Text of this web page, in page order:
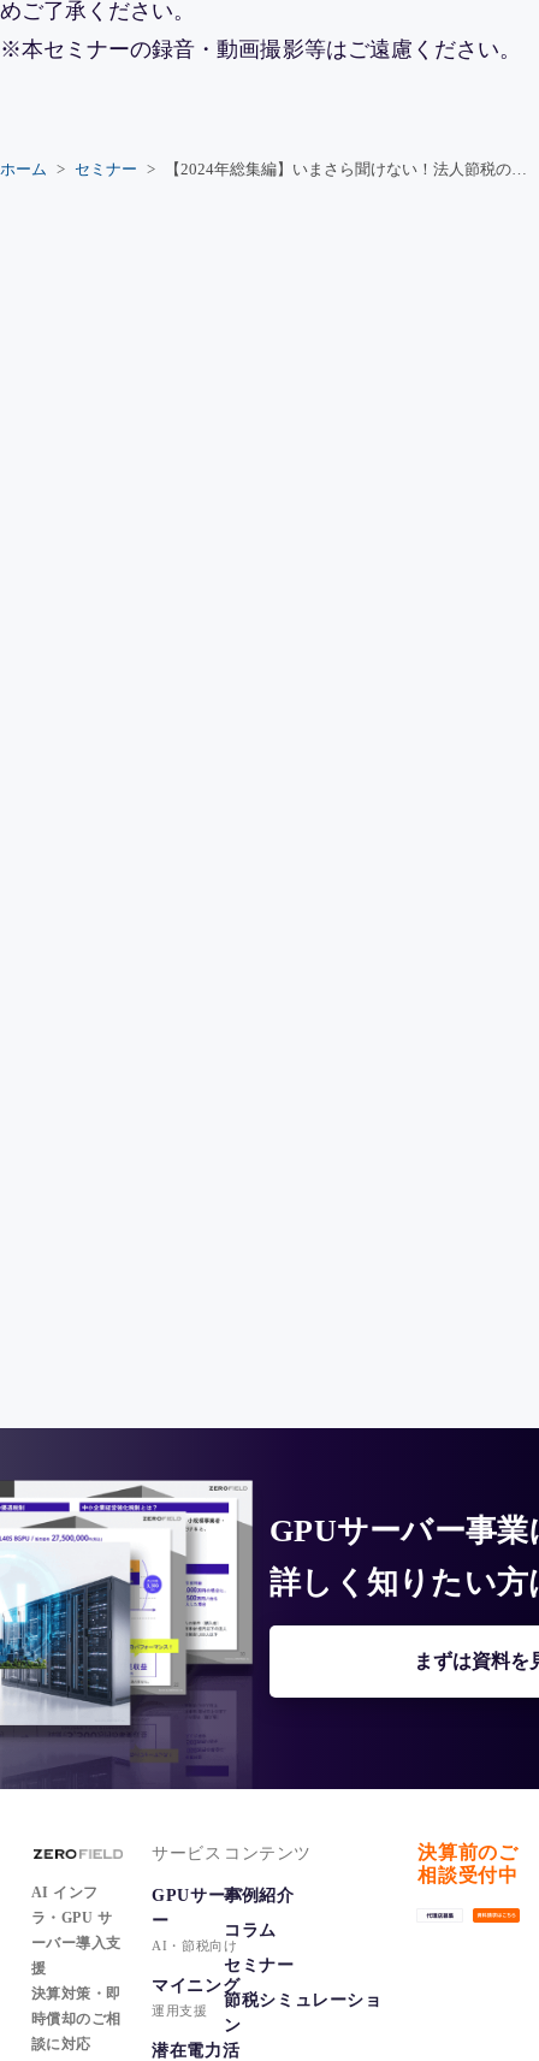
めご了承ください。
※本セミナーの録音・動画撮影等はご遠慮ください。
ホーム セミナー 【2024年総集編】いまさら聞けない！法人節税のあれこれ
GPUサーバー事
詳しく知りたい方
まずは資料を
AI インフ
ラ・GPU サ
ーバー導入支
援
決算対策・即
時償却のご相
談に対応
サービス
GPUサーバ
ー
マイニング
潜在電力活
コンテンツ
事例紹介
コラム
セミナー
節税シミュレーショ
ン
決算前のご
相談受付中